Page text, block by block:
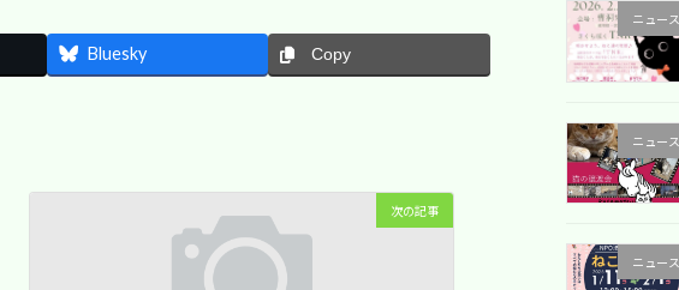
Bluesky Copy
次の記事
ニュース
ニュース
ニュース